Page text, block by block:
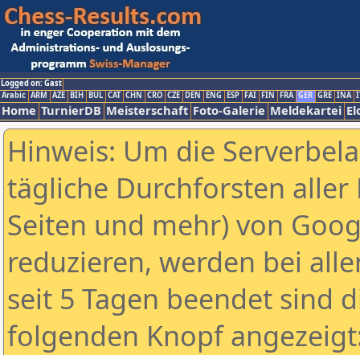
Logged on: Gast
Arabic ARM AZE BIH BUL CAT CHN CRO CZE DEN ENG ESP FAI FIN FRA GER GRE INA
Home TurnierDB Meisterschaft Foto-Galerie Meldekartei
Hinweis: Um die
tägliche Durchforsten aller
Seiten und mehr) von
reduzieren, werden bei
seit 5 Tagen beendet sind
folgenden Knopf